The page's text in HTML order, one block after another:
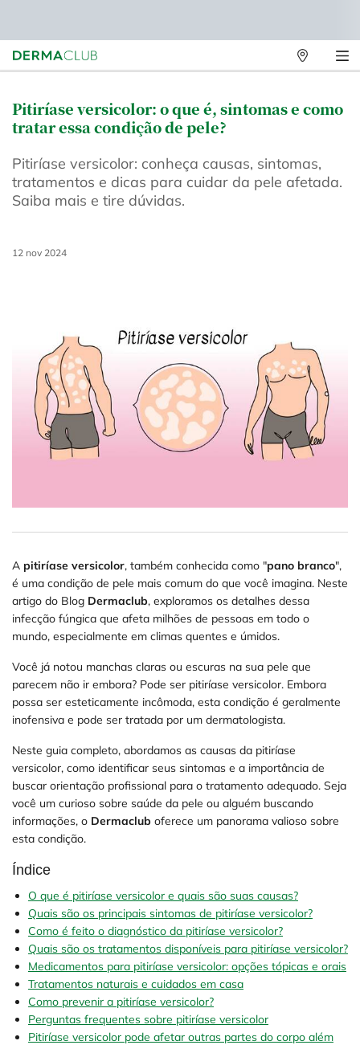
Lojas
Pitiríase versicolor: o que é, sintomas e como
tratar essa condição de pele?
Pitiríase versicolor: conheça causas, sintomas,
tratamentos e dicas para cuidar da pele afetada.
Saiba mais e tire dúvidas.
Creation Date:
12 nov 2024
Update Date:
A pitiríase versicolor, também conhecida como "pano branco",
é uma condição de pele mais comum do que você imagina. Neste
artigo do Blog Dermaclub, exploramos os detalhes dessa
infecção fúngica que afeta milhões de pessoas em todo o
mundo, especialmente em climas quentes e úmidos.
Você já notou manchas claras ou escuras na sua pele que
parecem não ir embora? Pode ser pitiríase versicolor. Embora
possa ser esteticamente incômoda, esta condição é geralmente
inofensiva e pode ser tratada por um dermatologista.
Neste guia completo, abordamos as causas da pitiríase
versicolor, como identificar seus sintomas e a importância de
buscar orientação profissional para o tratamento adequado. Seja
você um curioso sobre saúde da pele ou alguém buscando
informações, o Dermaclub oferece um panorama valioso sobre
esta condição.
Índice
O que é pitiríase versicolor e quais são suas causas?
Quais são os principais sintomas de pitiríase versicolor?
Como é feito o diagnóstico da pitiríase versicolor?
Quais são os tratamentos disponíveis para pitiríase versicolor?
Medicamentos para pitiríase versicolor: opções tópicas e orais
Tratamentos naturais e cuidados em casa
Como prevenir a pitiríase versicolor?
Perguntas frequentes sobre pitiríase versicolor
Pitiríase versicolor pode afetar outras partes do corpo além